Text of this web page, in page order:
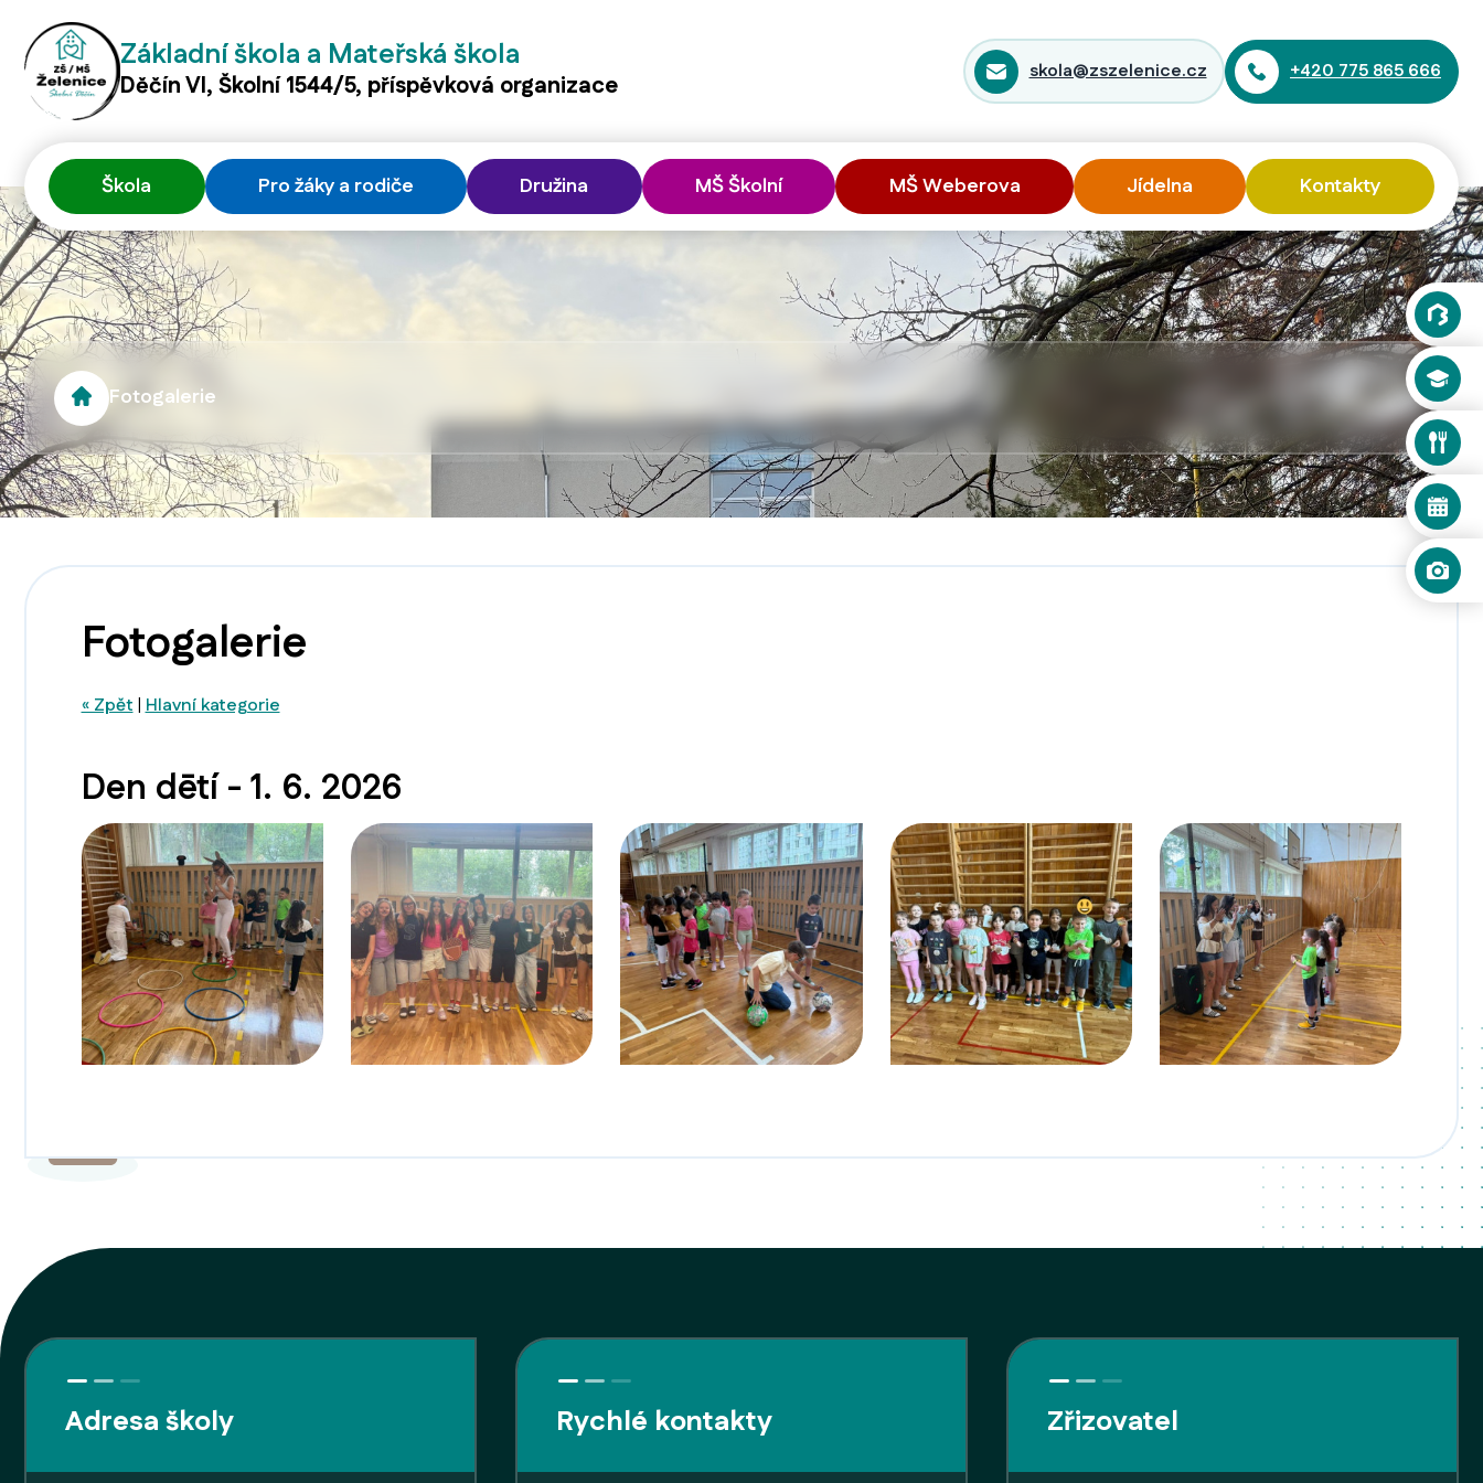
Základní škola a Mateřská škola
Děčín VI, Školní 1544/5, příspěvková organizace skola@zszelenice.cz +420 775 865 666
Škola Pro žáky a rodiče Družina MŠ Školní MŠ Weberova Jídelna Kontakty
Fotogalerie
Fotogalerie
« Zpět | Hlavní kategorie
Den dētí - 1. 6. 2026
Adresa školy Rychlé kontakty Zřizovatel